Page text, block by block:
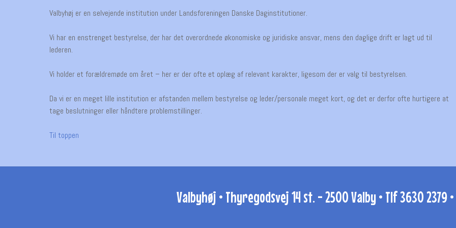
Valbyhøj er en selvejende institution under Landsforeningen Danske Daginstitutioner.
Vi har en enstrenget bestyrelse, der har det overordnede økonomiske og juridiske ansvar, mens den daglige drift er lagt ud til
lederen.
Vi holder et forældremøde om året – her er der ofte et oplæg af relevant karakter, ligesom der er valg til bestyrelsen.
Da vi er en meget lille institution er afstanden mellem bestyrelse og leder/personale meget kort, og det er derfor ofte hurtigere at
tage beslutninger eller håndtere problemstillinger.
Til toppen
Valbyhøj • Thyregodsvej 14 st. - 2500 Valby • Tlf 3630 2379